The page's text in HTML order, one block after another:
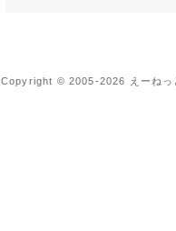
Copyright © 2005-2026 えーねっ